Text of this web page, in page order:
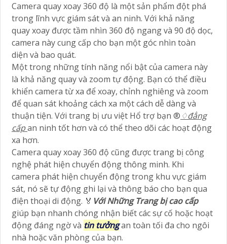
Camera quay xoay 360 độ là một sản phẩm đột phá
trong lĩnh vực giám sát và an ninh. Với khả năng
quay xoay được tầm nhìn 360 độ ngang và 90 độ dọc,
camera này cung cấp cho bạn một góc nhìn toàn
diện và bao quát.
Một trong những tính năng nổi bật của camera này
là khả năng quay và zoom tự động. Bạn có thể điều
khiển camera từ xa để xoay, chỉnh nghiêng và zoom
để quan sát khoảng cách xa một cách dễ dàng và
thuận tiện. Với trang bị ưu việt Hổ trợ bạn ®️ ♢đẳng
cấpan ninh tốt hơn và có thể theo dõi các hoạt động
xa hơn.
Camera quay xoay 360 độ cũng được trang bị công
nghệ phát hiện chuyển động thông minh. Khi
camera phát hiện chuyển động trong khu vực giám
sát, nó sẽ tự động ghi lại và thông báo cho bạn qua
điện thoại di động. ️🏅️ Với Những Trang bị cao cấp
giúp bạn nhanh chóng nhận biết các sự cố hoặc hoạt
động đáng ngờ và tin tưởngan toàn tối đa cho ngôi
nhà hoặc văn phòng của bạn.